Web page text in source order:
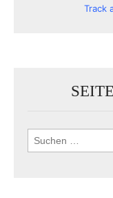
Track
Suchen
nach: